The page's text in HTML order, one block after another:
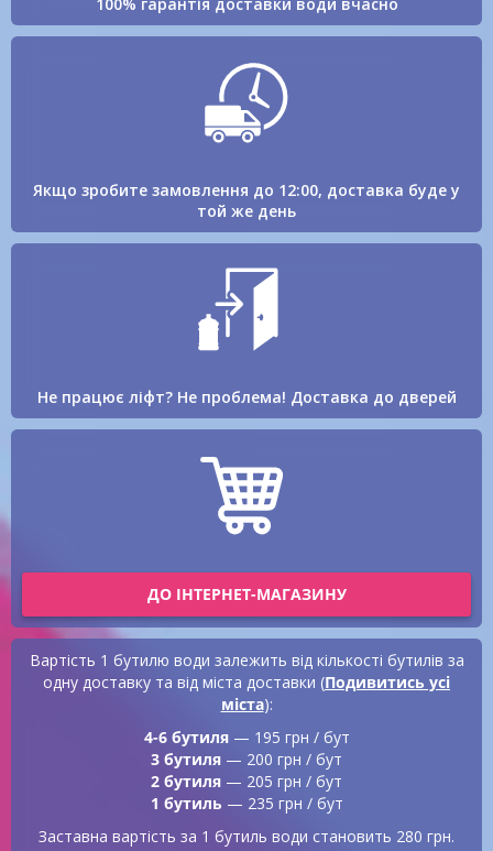
100% гарантія доставки води вчасно
Якщо зробите замовлення до 12:00, доставка буде у
той же день
Не працює ліфт? Не проблема! Доставка до дверей
ДО ІНТЕРНЕТ-МАГАЗИНУ
Вартість 1 бутилю води залежить від кількості бутилів за
одну доставку та від міста доставки (Подивитись усі
міста):
4-6 бутиля— 195 грн / бут
3 бутиля — 200 грн / бут
2 бутиля — 205 грн / бут
1 бутиль — 235 грн / бут
Заставна вартість за 1 бутиль води становить 280 грн.